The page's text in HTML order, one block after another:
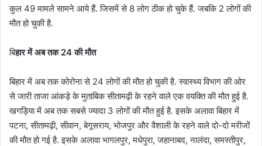
कुल 49 मामले सामने आये हैं. जिसमें से 8 लोग ठीक हो चुके हैं. जबकि 2 लोगों की
मौत हो चुकी है.
बिहार में अब तक 24 की मौत
बिहार में अब तक कोरोना से 24 लोगों की मौत हो चुकी है. स्वास्थ्य विभाग की ओर
से जारी ताजा आंकड़े के मुताबिक सीतामढ़ी के रहने वाले एक वयक्ति की मौत हुई है.
खगड़िया में अब तक सबसे ज्यादा 3 लोगों की मौत हुई है. इसके अलावा बिहार में
पटना, सीतामढ़ी, सीवान, बेगूसराय, भोजपुर और वैशाली के रहने वाले दो-दो मरीजों
की मौत हो गई है. इसके अलावा भागलपुर, मधेपुरा, जहानाबद, नालंदा, समस्तीपुर,